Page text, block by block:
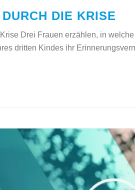
DIE KRISE
Drei Frauen erzählen, in
dritten Kindes ihr